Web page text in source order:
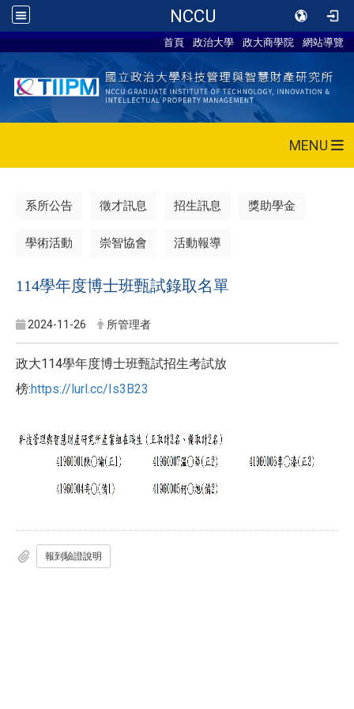
NCCU
首頁 政治大學 政大商學院 網站導覽
MENU
系所公告 徵才訊息 招生訊息 獎助學金
學術活動 崇智協會 活動報導
114學年度博士班甄試錄取名單
2024-11-26 所管理者
政大114學年度博士班甄試招生考試放
榜:https://lurl.cc/Is3B23
報到驗證說明